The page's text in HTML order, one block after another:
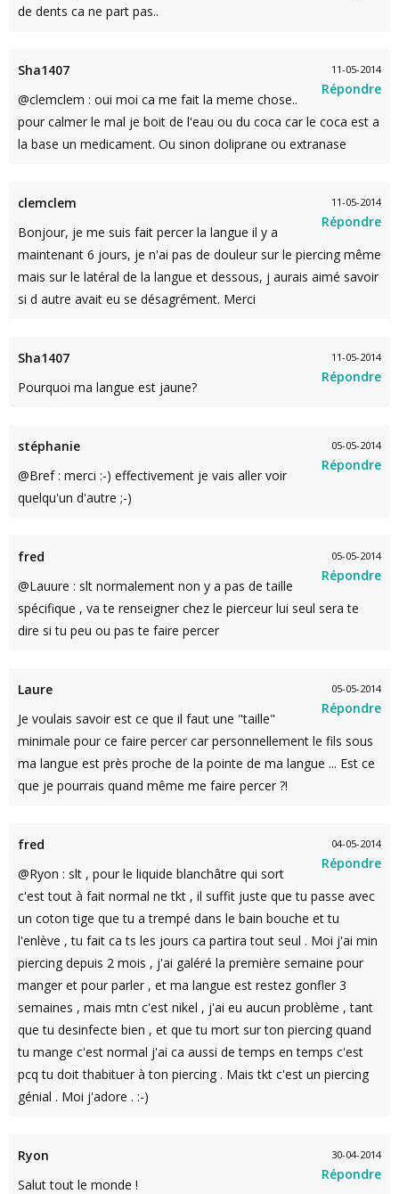
de dents ca ne part pas..
11-05-2014
Répondre
Sha1407
@clemclem : oui moi ca me fait la meme chose..
pour calmer le mal je boit de l'eau ou du coca car le coca est a
la base un medicament. Ou sinon doliprane ou extranase
11-05-2014
Répondre
clemclem
Bonjour, je me suis fait percer la langue il y a
maintenant 6 jours, je n'ai pas de douleur sur le piercing même
mais sur le latéral de la langue et dessous, j aurais aimé savoir
si d autre avait eu se désagrément. Merci
11-05-2014
Répondre
Sha1407
Pourquoi ma langue est jaune?
05-05-2014
Répondre
stéphanie
@Bref : merci :-) effectivement je vais aller voir
quelqu'un d'autre ;-)
05-05-2014
Répondre
fred
@Lauure : slt normalement non y a pas de taille
spécifique , va te renseigner chez le pierceur lui seul sera te
dire si tu peu ou pas te faire percer
05-05-2014
Répondre
Laure
Je voulais savoir est ce que il faut une "taille"
minimale pour ce faire percer car personnellement le fils sous
ma langue est près proche de la pointe de ma langue ... Est ce
que je pourrais quand même me faire percer ?!
04-05-2014
Répondre
fred
@Ryon : slt , pour le liquide blanchâtre qui sort
c'est tout à fait normal ne tkt , il suffit juste que tu passe avec
un coton tige que tu a trempé dans le bain bouche et tu
l'enlève , tu fait ca ts les jours ca partira tout seul . Moi j'ai min
piercing depuis 2 mois , j'ai galéré la première semaine pour
manger et pour parler , et ma langue est restez gonfler 3
semaines , mais mtn c'est nikel , j'ai eu aucun problème , tant
que tu desinfecte bien , et que tu mort sur ton piercing quand
tu mange c'est normal j'ai ca aussi de temps en temps c'est
pcq tu doit thabituer à ton piercing . Mais tkt c'est un piercing
génial . Moi j'adore . :-)
30-04-2014
Répondre
Ryon
Salut tout le monde !